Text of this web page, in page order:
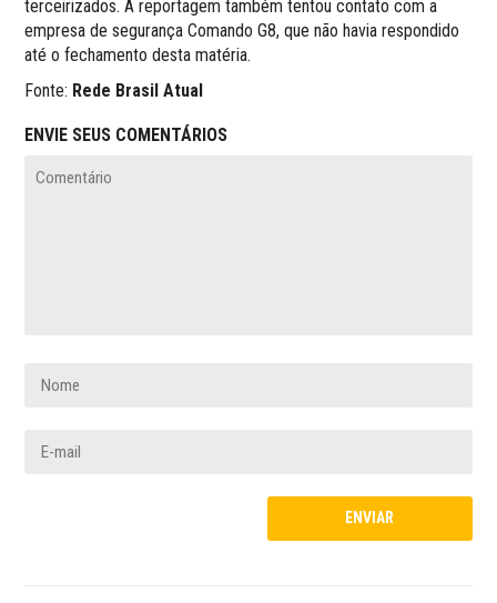
terceirizados. A reportagem também tentou contato com a
empresa de segurança Comando G8, que não havia respondido
até o fechamento desta matéria.
Fonte: Rede Brasil Atual
ENVIE SEUS COMENTÁRIOS